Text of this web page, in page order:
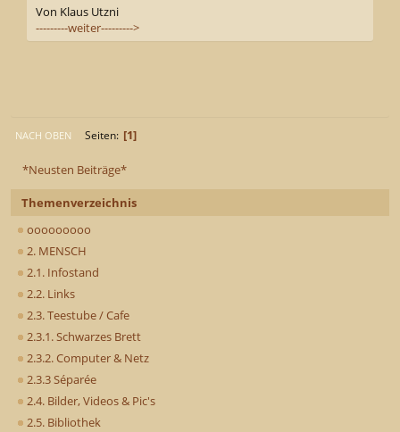
*Neusten Beiträge*
Themenverzeichnis
ooooooooo
2. MENSCH
2.1. Infostand
2.2. Links
2.3. Teestube / Cafe
2.3.1. Schwarzes Brett
2.3.2. Computer & Netz
2.3.3 Séparée
2.4. Bilder, Videos & Pic's
2.5. Bibliothek
Von Klaus Utzni
---------weiter--------->
NACH OBEN Seiten 1